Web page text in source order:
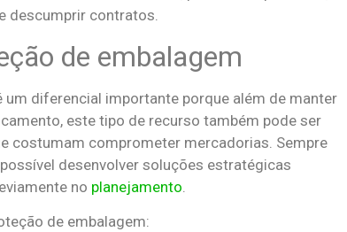
descumprir contratos.
de embalagem
diferencial importante porque além de manter
este tipo de recurso também pode ser
costumam comprometer mercadorias. Sempre
desenvolver soluções estratégicas
no planejamento
de embalagem: